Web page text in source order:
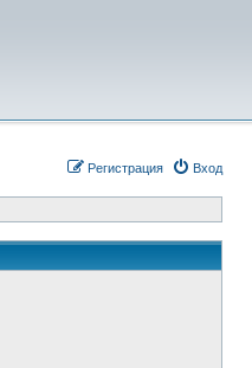
Вход
Регистрация